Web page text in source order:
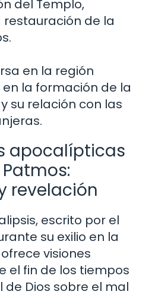
del Templo,
de la
en la región
la formación de la
su relación con las
apocalípticas
revelación
escrito por el
su exilio en la
visiones
el fin de los tiempos
de Dios sobre el mal